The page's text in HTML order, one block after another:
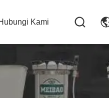
Kami